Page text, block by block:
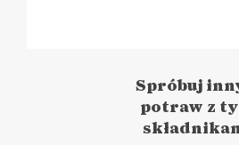
Spróbuj
potraw z